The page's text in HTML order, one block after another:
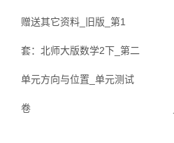
赠送其它资料_旧版_第1
套：北师大版数学2下_第二
单元方向与位置_单元测试
卷